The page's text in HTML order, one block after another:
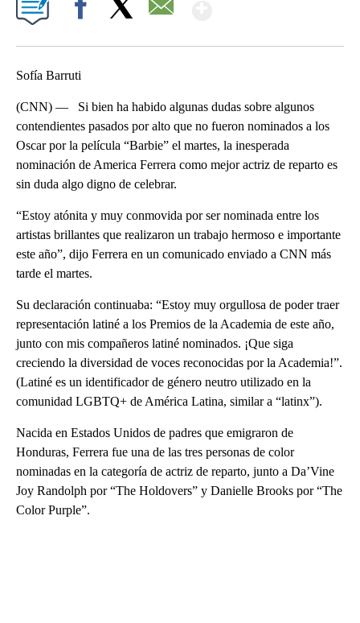
Sofía Barruti
(CNN) — Si bien ha habido algunas dudas sobre algunos
contendientes pasados ​​por alto que no fueron nominados a los
Oscar por la película “Barbie” el martes, la inesperada
nominación de America Ferrera como mejor actriz de reparto es
sin duda algo digno de celebrar.
“Estoy atónita y muy conmovida por ser nominada entre los
artistas brillantes que realizaron un trabajo hermoso e importante
este año”, dijo Ferrera en un comunicado enviado a CNN más
tarde el martes.
Su declaración continuaba: “Estoy muy orgullosa de poder traer
representación latiné a los Premios de la Academia de este año,
junto con mis compañeros latiné nominados. ¡Que siga
creciendo la diversidad de voces reconocidas por la Academia!”.
(Latiné es un identificador de género neutro utilizado en la
comunidad LGBTQ+ de América Latina, similar a “latinx”).
Nacida en Estados Unidos de padres que emigraron de
Honduras, Ferrera fue una de las tres personas de color
nominadas en la categoría de actriz de reparto, junto a Da’Vine
Joy Randolph por “The Holdovers” y Danielle Brooks por “The
Color Purple”.